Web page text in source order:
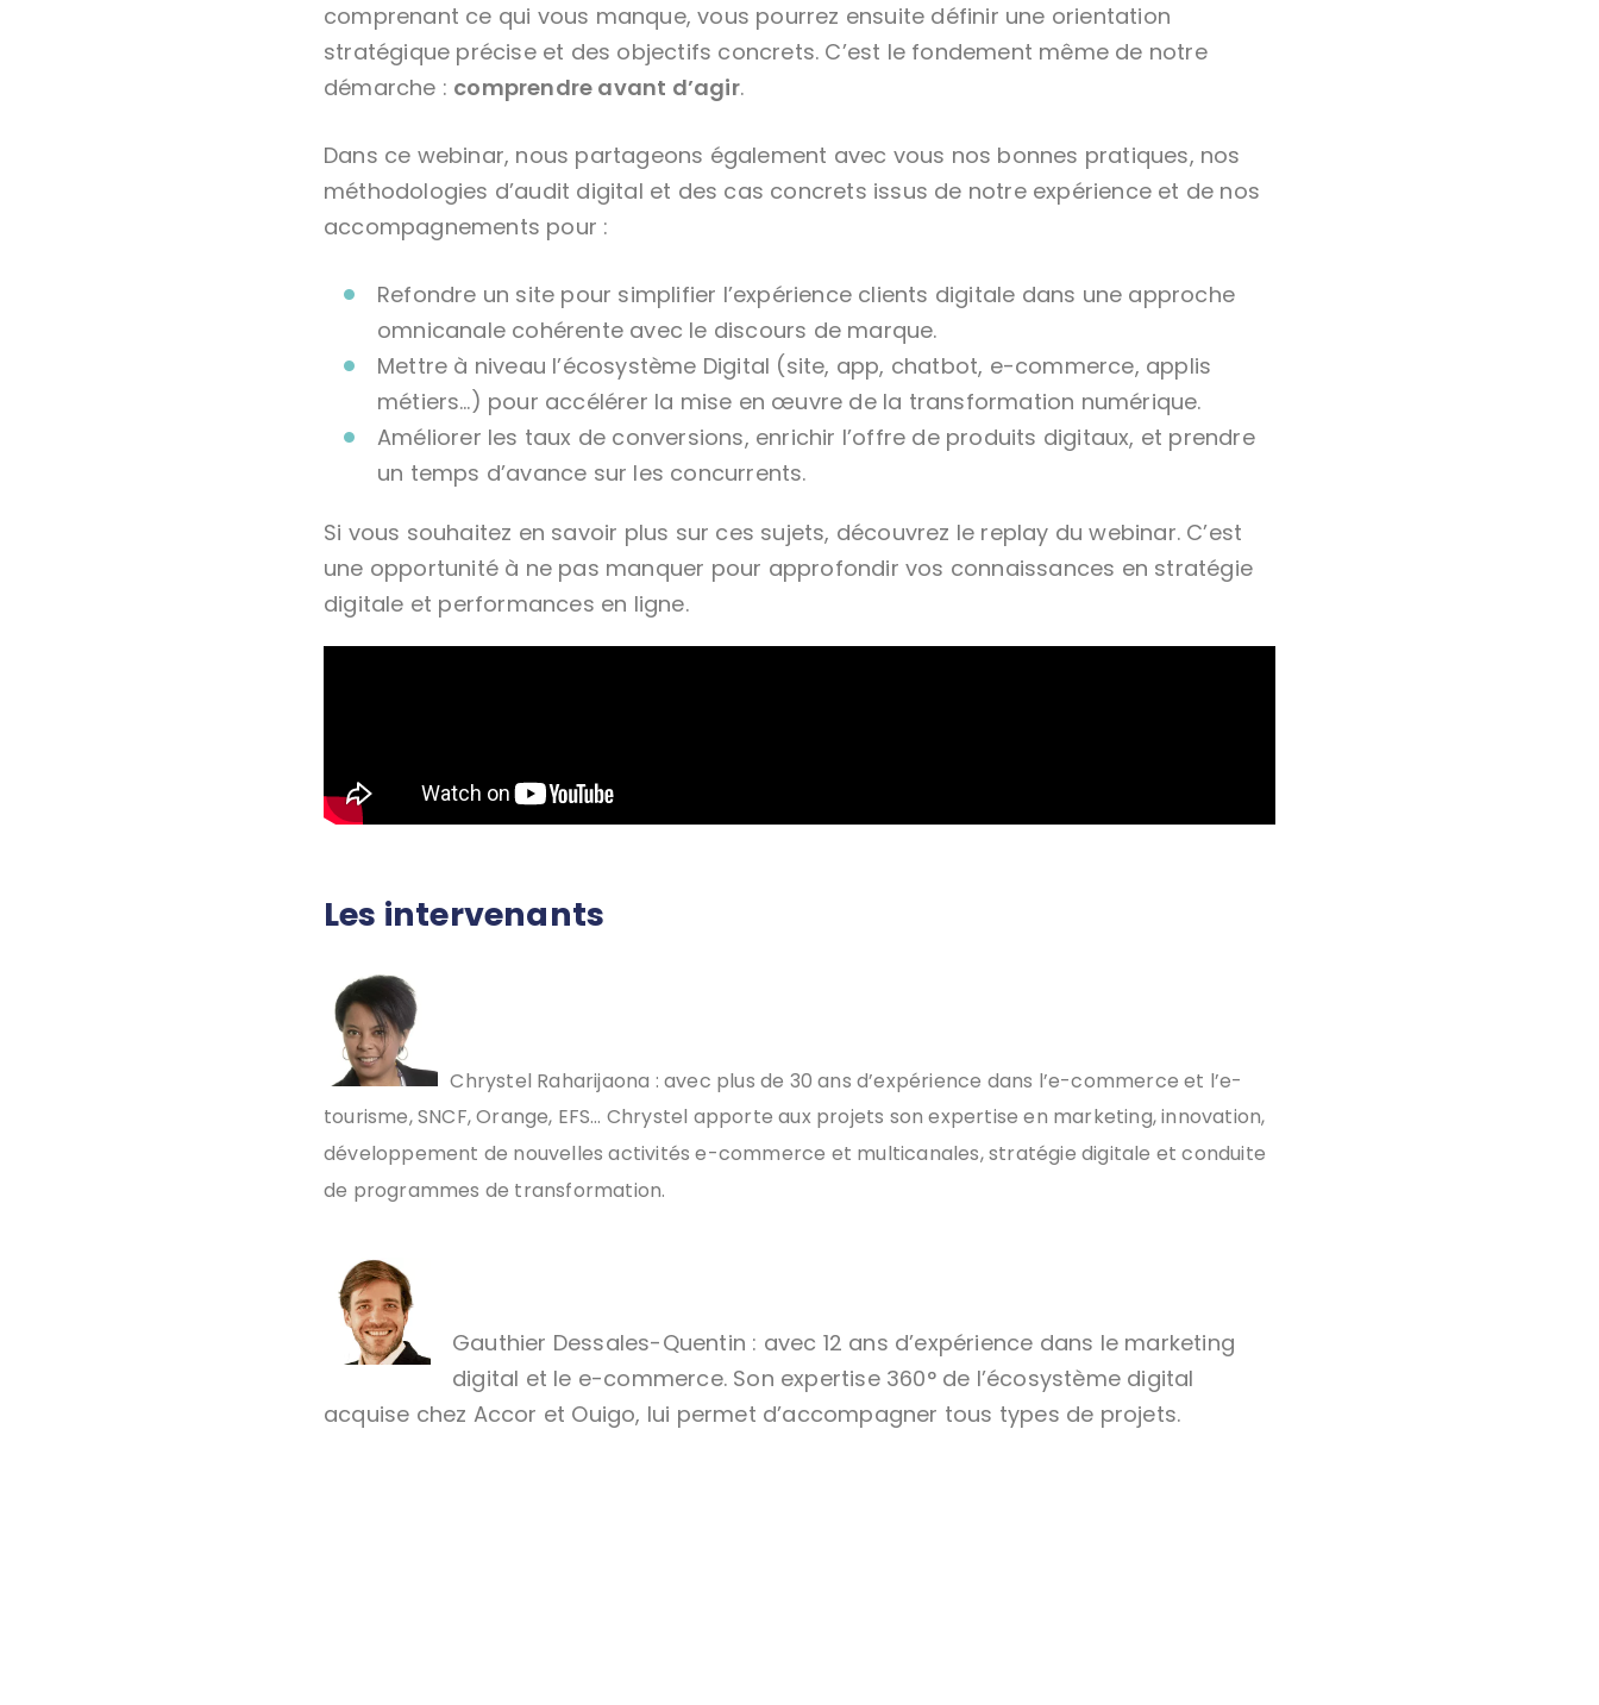
comprenant ce qui vous manque, vous pourrez ensuite définir une orientation
stratégique précise et des objectifs concrets. C’est le fondement même de notre
démarche : comprendre avant d’agir.
Dans ce webinar, nous partageons également avec vous nos bonnes pratiques, nos
méthodologies d’audit digital et des cas concrets issus de notre expérience et de nos
accompagnements pour :
Refondre un site pour simplifier l’expérience clients digitale dans une approche
omnicanale cohérente avec le discours de marque.
Mettre à niveau l’écosystème Digital (site, app, chatbot, e-commerce, applis
métiers…) pour accélérer la mise en œuvre de la transformation numérique.
Améliorer les taux de conversions, enrichir l’offre de produits digitaux, et prendre
un temps d’avance sur les concurrents.
Si vous souhaitez en savoir plus sur ces sujets, découvrez le replay du webinar. C’est
une opportunité à ne pas manquer pour approfondir vos connaissances en stratégie
digitale et performances en ligne.
Les intervenants
Chrystel Raharijaona : avec plus de 30 ans d’expérience dans l’e-commerce et l’e-
tourisme, SNCF, Orange, EFS… Chrystel apporte aux projets son expertise en marketing, innovation,
développement de nouvelles activités e-commerce et multicanales, stratégie digitale et conduite
de programmes de transformation.
Gauthier Dessales-Quentin : avec 12 ans d’expérience dans le marketing
digital et le e-commerce. Son expertise 360° de l’écosystème digital
acquise chez Accor et Ouigo, lui permet d’accompagner tous types de projets.